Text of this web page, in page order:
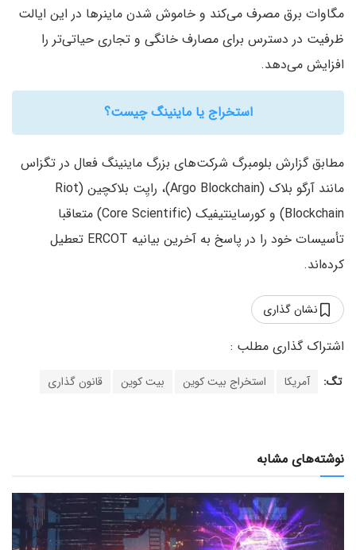
مگاوات برق مصرف می‌کند و خاموش شدن ماینرها در این ایالت
ظرفیت در دسترس برای مصارف خانگی و تجاری حیاتی‌تر را
افزایش می‌دهد.
استخراج یا ماینینگ چیست؟
مطابق گزارش بلومبرگ شرکت‌های بزرگ ماینینگ فعال در تگزاس
مانند آرگو بلاک (Argo Blockchain)، رایِت بلاکچین (Riot
Blockchain) و کورساینتیفیک (Core Scientific) متعاقبا
تأسیسات خود را در پاسخ به آخرین بیانیه ERCOT تعطیل
کرده‌اند.
نشان گذاری
تگ: آمریکا استخراج بیت کوین بیت کوین قانون گذاری
نوشته‌های مشابه